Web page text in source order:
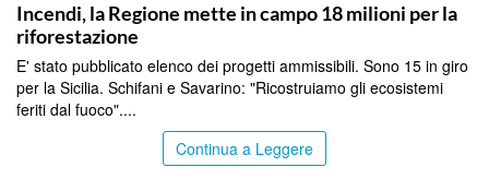
Incendi, la Regione mette in campo 18 milioni per la
riforestazione
E' stato pubblicato elenco dei progetti ammissibili. Sono 15 in giro
per la Sicilia. Schifani e Savarino: "Ricostruiamo gli ecosistemi
feriti dal fuoco"....
Continua a Leggere